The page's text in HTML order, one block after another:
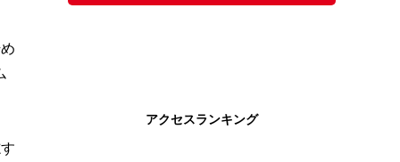
アクセスランキング